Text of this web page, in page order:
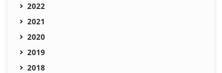
2022
2021
2020
2019
2018